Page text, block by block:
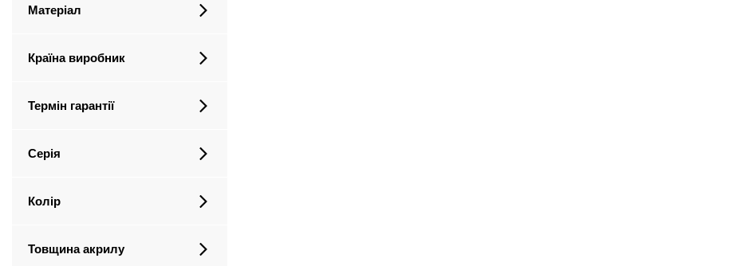
Матеріал
Країна виробник
Термін гарантії
Серія
Колір
Товщина акрилу